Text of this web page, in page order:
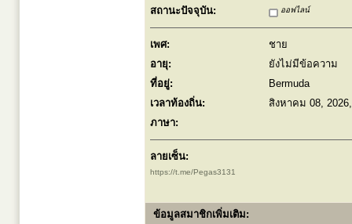
สถานะปัจจุบัน:
ออฟไลน์
เพศ:
ชาย
อายุ:
ยังไม่มีข้อความ
ที่อยู่:
Bermuda
เวลาท้องถิ่น:
สิงหาคม 08,
ภาษา:
ลายเซ็น:
https://t.me/Pegas3131
ข้อมูลสมาชิกเพิ่มเติม: